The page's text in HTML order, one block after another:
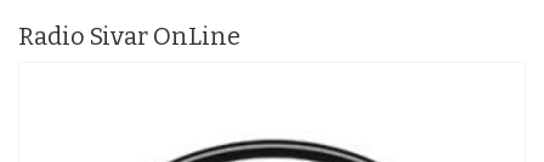
Radio Sivar OnLine